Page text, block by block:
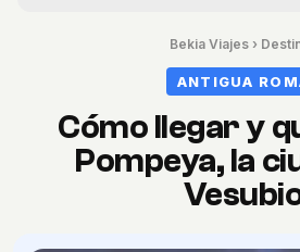
Bekia Viajes›
ANTIGUA
Cómo llegar y
Pompeya, la